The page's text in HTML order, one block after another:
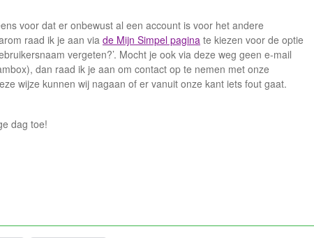
voor dat er onbewust al een account is voor het andere
raad ik je aan via de Mijn Simpel pagina te kiezen voor de optie
vergeten?’. Mocht je ook via deze weg geen e-mail
dan raad ik je aan om contact op te nemen met onze
wijze kunnen wij nagaan of er vanuit onze kant iets fout gaat.
dag toe!